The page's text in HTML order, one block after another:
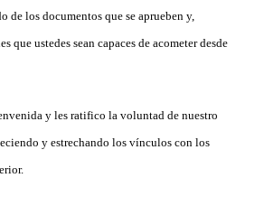
de los documentos que se aprueben y,
que ustedes sean capaces de acometer desde
y les ratifico la voluntad de nuestro
y estrechando los vínculos con los